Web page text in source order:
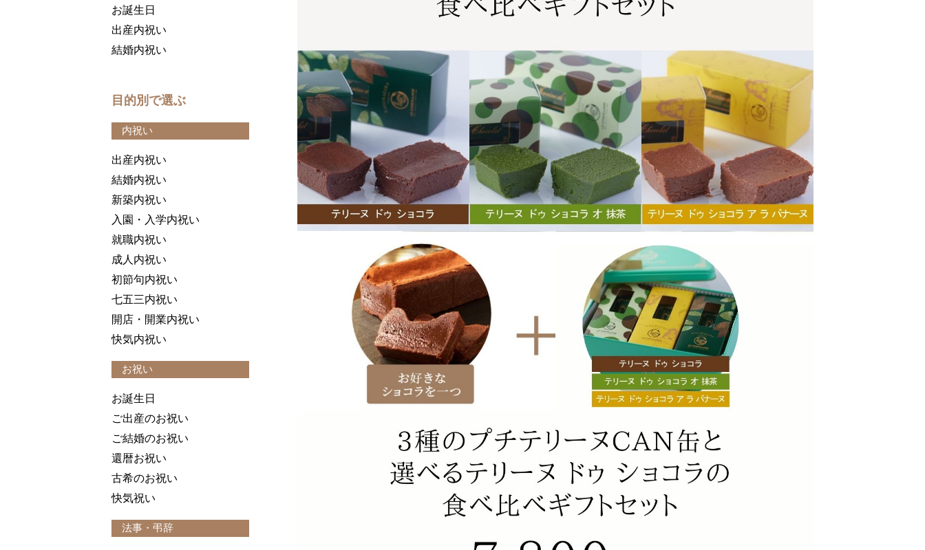
お誕生日
出産内祝い
結婚内祝い
目的別で選ぶ
内祝い
出産内祝い
結婚内祝い
新築内祝い
入園・入学内祝い
就職内祝い
成人内祝い
初節句内祝い
七五三内祝い
開店・開業内祝い
快気内祝い
お祝い
お誕生日
ご出産のお祝い
ご結婚のお祝い
還暦お祝い
古希のお祝い
快気祝い
法事・弔辞